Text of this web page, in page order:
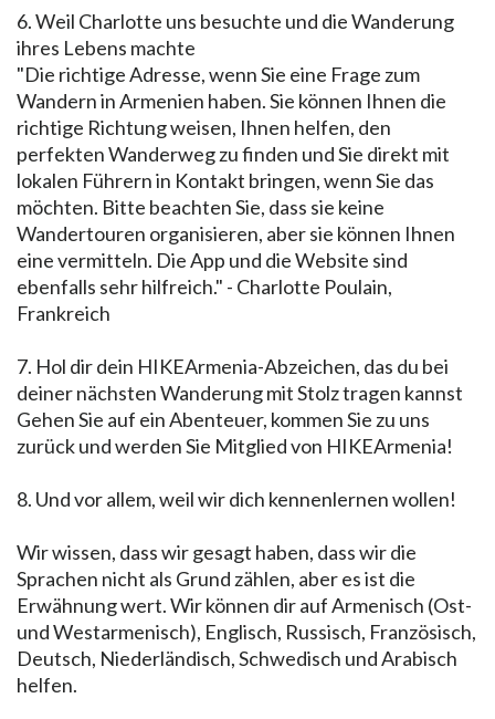
6. Weil Charlotte uns besuchte und die Wanderung
ihres Lebens machte
"Die richtige Adresse, wenn Sie eine Frage zum
Wandern in Armenien haben. Sie können Ihnen die
richtige Richtung weisen, Ihnen helfen, den
perfekten Wanderweg zu finden und Sie direkt mit
lokalen Führern in Kontakt bringen, wenn Sie das
möchten. Bitte beachten Sie, dass sie keine
Wandertouren organisieren, aber sie können Ihnen
eine vermitteln. Die App und die Website sind
ebenfalls sehr hilfreich." - Charlotte Poulain,
Frankreich
7. Hol dir dein HIKEArmenia-Abzeichen, das du bei
deiner nächsten Wanderung mit Stolz tragen kannst
Gehen Sie auf ein Abenteuer, kommen Sie zu uns
zurück und werden Sie Mitglied von HIKEArmenia!
8. Und vor allem, weil wir dich kennenlernen wollen!
Wir wissen, dass wir gesagt haben, dass wir die
Sprachen nicht als Grund zählen, aber es ist die
Erwähnung wert. Wir können dir auf Armenisch (Ost-
und Westarmenisch), Englisch, Russisch, Französisch,
Deutsch, Niederländisch, Schwedisch und Arabisch
helfen.